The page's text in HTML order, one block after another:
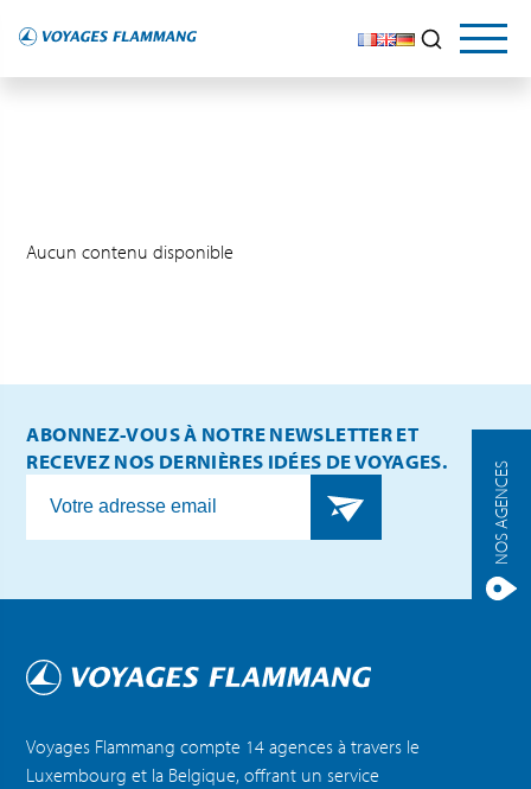
NOS AGENCES
Aucun contenu disponible
ABONNEZ-VOUS À NOTRE NEWSLETTER ET
RECEVEZ NOS DERNIÈRES IDÉES DE VOYAGES.
Voyages Flammang compte 14 agences à travers le
Luxembourg et la Belgique, offrant un service